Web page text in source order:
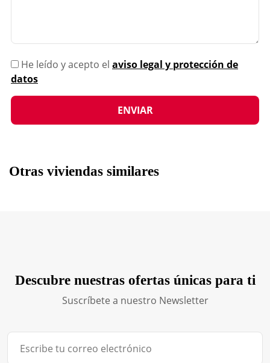
He leído y acepto el aviso legal y protección de
datos
Otras viviendas similares
Descubre nuestras ofertas únicas para ti
Suscríbete a nuestro Newsletter